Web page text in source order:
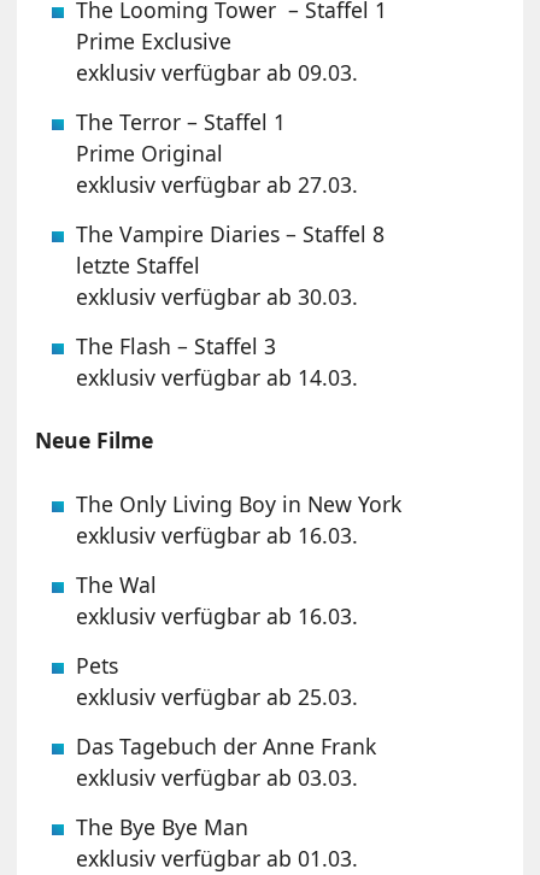
The Looming Tower – Staffel 1
Prime Exclusive
exklusiv verfügbar ab 09.03.
The Terror – Staffel 1
Prime Original
exklusiv verfügbar ab 27.03.
The Vampire Diaries – Staffel 8
letzte Staffel
exklusiv verfügbar ab 30.03.
The Flash – Staffel 3
exklusiv verfügbar ab 14.03.
Neue Filme
The Only Living Boy in New York
exklusiv verfügbar ab 16.03.
The Wal
exklusiv verfügbar ab 16.03.
Pets
exklusiv verfügbar ab 25.03.
Das Tagebuch der Anne Frank
exklusiv verfügbar ab 03.03.
The Bye Bye Man
exklusiv verfügbar ab 01.03.